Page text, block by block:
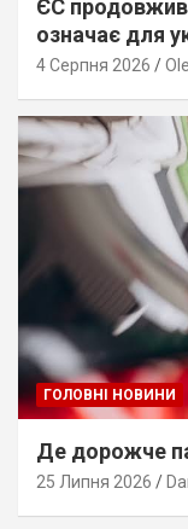
ЄС
означає для
4 Серпня 2026
ГОЛОВНІ НОВИНИ
Де дорожче
25 Липня 2026